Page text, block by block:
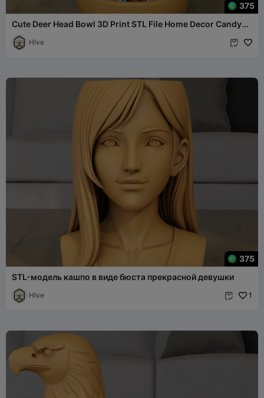
375
Cute Deer Head Bowl 3D Print STL File Home Decor Candy
Dish
HIve 
375
STL-модель кашпо в виде бюста прекрасной девушки
HIve  1